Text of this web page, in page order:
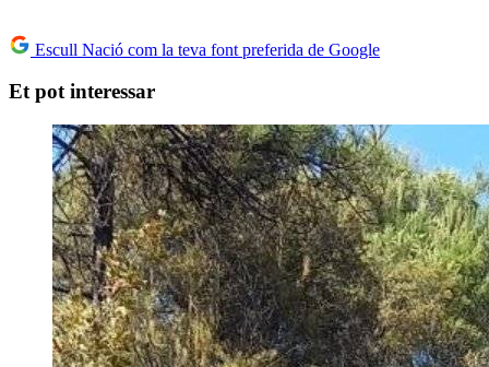
Escull Nació com la teva font preferida de Google
Et pot interessar